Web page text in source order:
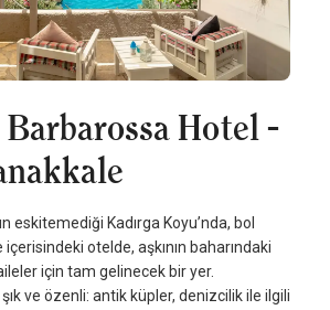
Barbarossa Hotel -
eskitemediği Kadırga Koyu’nda, bol
otelde, aşkının baharındaki
için tam gelinecek bir yer.
ve özenli: antik küpler, denizcilik ile ilgili